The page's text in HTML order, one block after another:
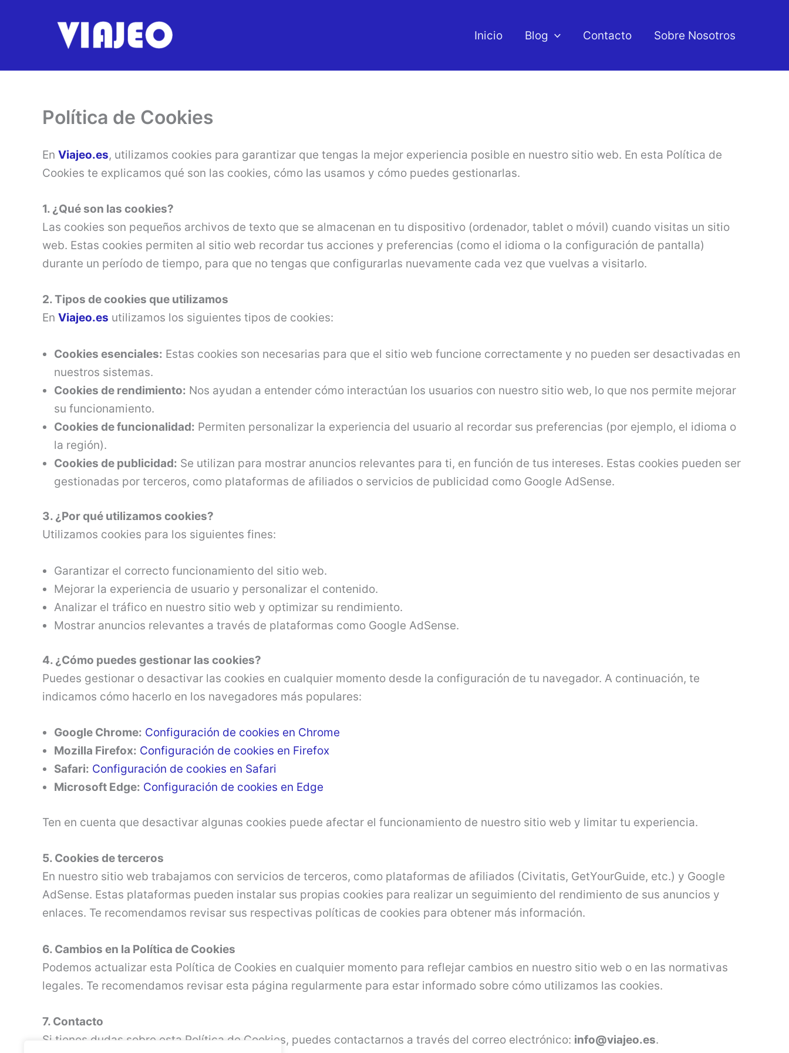
Inicio Blog Contacto Sobre Nosotros
Política de Cookies
En Viajeo.es, utilizamos cookies para garantizar que tengas la mejor experiencia posible en nuestro sitio web. En esta Política de
Cookies te explicamos qué son las cookies, cómo las usamos y cómo puedes gestionarlas.
1. ¿Qué son las cookies?
Las cookies son pequeños archivos de texto que se almacenan en tu dispositivo (ordenador, tablet o móvil) cuando visitas un sitio
web. Estas cookies permiten al sitio web recordar tus acciones y preferencias (como el idioma o la configuración de pantalla)
durante un período de tiempo, para que no tengas que configurarlas nuevamente cada vez que vuelvas a visitarlo.
2. Tipos de cookies que utilizamos
En Viajeo.es utilizamos los siguientes tipos de cookies:
Cookies esenciales: Estas cookies son necesarias para que el sitio web funcione correctamente y no pueden ser desactivadas en
nuestros sistemas.
Cookies de rendimiento: Nos ayudan a entender cómo interactúan los usuarios con nuestro sitio web, lo que nos permite mejorar
su funcionamiento.
Cookies de funcionalidad: Permiten personalizar la experiencia del usuario al recordar sus preferencias (por ejemplo, el idioma o
la región).
Cookies de publicidad: Se utilizan para mostrar anuncios relevantes para ti, en función de tus intereses. Estas cookies pueden ser
gestionadas por terceros, como plataformas de afiliados o servicios de publicidad como Google AdSense.
3. ¿Por qué utilizamos cookies?
Utilizamos cookies para los siguientes fines:
Garantizar el correcto funcionamiento del sitio web.
Mejorar la experiencia de usuario y personalizar el contenido.
Analizar el tráfico en nuestro sitio web y optimizar su rendimiento.
Mostrar anuncios relevantes a través de plataformas como Google AdSense.
4. ¿Cómo puedes gestionar las cookies?
Puedes gestionar o desactivar las cookies en cualquier momento desde la configuración de tu navegador. A continuación, te
indicamos cómo hacerlo en los navegadores más populares:
Google Chrome: Configuración de cookies en Chrome
Mozilla Firefox: Configuración de cookies en Firefox
Safari: Configuración de cookies en Safari
Microsoft Edge: Configuración de cookies en Edge
Ten en cuenta que desactivar algunas cookies puede afectar el funcionamiento de nuestro sitio web y limitar tu experiencia.
5. Cookies de terceros
En nuestro sitio web trabajamos con servicios de terceros, como plataformas de afiliados (Civitatis, GetYourGuide, etc.) y Google
AdSense. Estas plataformas pueden instalar sus propias cookies para realizar un seguimiento del rendimiento de sus anuncios y
enlaces. Te recomendamos revisar sus respectivas políticas de cookies para obtener más información.
6. Cambios en la Política de Cookies
Podemos actualizar esta Política de Cookies en cualquier momento para reflejar cambios en nuestro sitio web o en las normativas
legales. Te recomendamos revisar esta página regularmente para estar informado sobre cómo utilizamos las cookies.
7. Contacto
Si tienes dudas sobre esta Política de Cookies, puedes contactarnos a través del correo electrónico: info@viajeo.es.